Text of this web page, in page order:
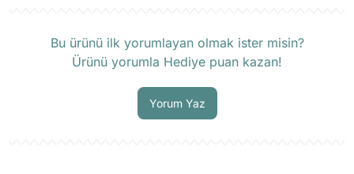
Bu ürünü ilk yorumlayan olmak ister misin?
Ürünü yorumla Hediye puan kazan!
Yorum Yaz